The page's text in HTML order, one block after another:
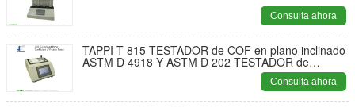
Consulta ahora
TAPPI T 815 TESTADOR de COF en plano inclinado
ASTM D 4918 Y ASTM D 202 TESTADOR de
Consulta ahora